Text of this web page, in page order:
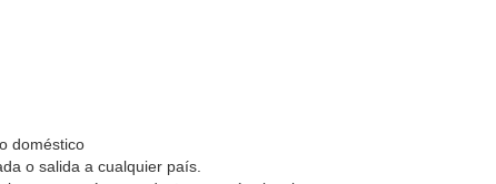
doméstico
o salida a cualquier país.